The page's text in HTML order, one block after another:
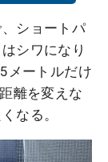
ショートパ
シワになり
メートルだけ
離を変えな
なる。